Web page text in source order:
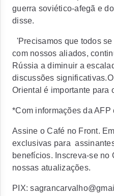
guerra soviético-afegã e
disse.
'Precisamos que todos
com nossos aliados,
Rússia a diminuir a
discussões
Oriental é importante para
*Com informações da AFP
Assine o Café no Front.
exclusivas para
benefícios. Inscreva-se no
nossas atualizações.
PIX: